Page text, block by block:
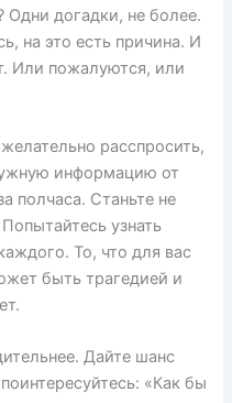
Одни догадки, не более.
на это есть причина. И
Или пожалуются, или
расспросить,
информацию от
полчаса. Станьте не
узнать
То, что для вас
быть трагедией и
Дайте шанс
«Как бы